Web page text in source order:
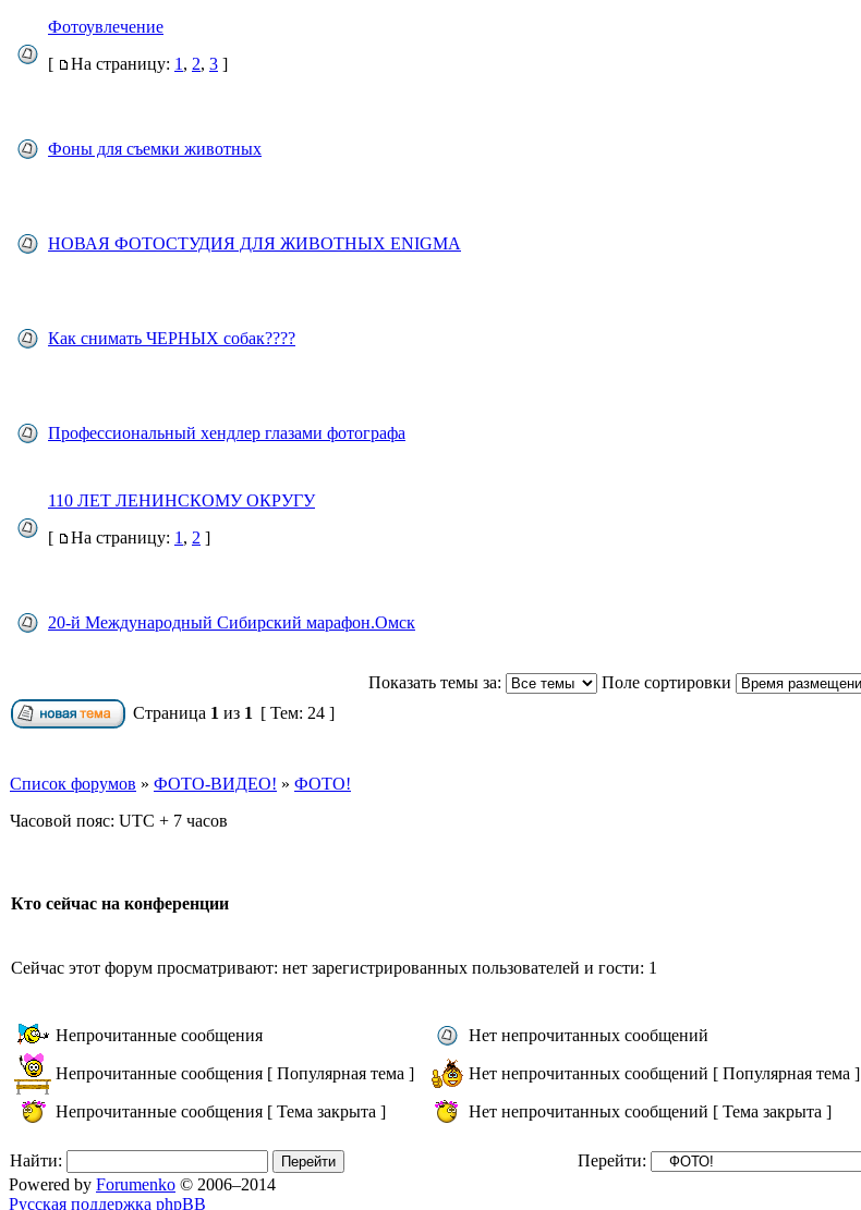
Фотоувлечение
[
На страницу: 1 , 2, 3 ]
Фоны для съемки животных
НОВАЯ ФОТОСТУДИЯ ДЛЯ ЖИВОТНЫХ ENIGMA
Как снимать ЧЕРНЫХ собак????
Профессиональный хендлер глазами фотографа
110 ЛЕТ ЛЕНИНСКОМУ ОКРУГУ
[
На страницу: 1 , 2 ]
20-й Международный Сибирский марафон.Омск
Показать темы за:
Поле сортировки
Страница 1 из 1 [ Тем: 24 ]
Список форумов » ФОТО-ВИДЕО! » ФОТО!
Часовой пояс: UTC + 7 часов
Кто сейчас на конференции
Сейчас этот форум просматривают: нет зарегистрированных пользователей и гости: 1
Непрочитанные сообщения Нет непрочитанных сообщений
Непрочитанные сообщения [ Популярная тема ] Нет непрочитанных сообщений [ Популярная тема ]
Непрочитанные сообщения [ Тема закрыта ] Нет непрочитанных сообщений [ Тема закрыта ]
Найти:
Перейти:
Powered by Forumenko © 2006–2014
Русская поддержка phpBB